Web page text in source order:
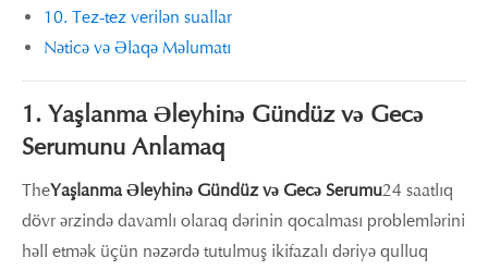
10. Tez-tez verilən suallar
Nəticə və Əlaqə Məlumatı
1. Yaşlanma Əleyhinə Gündüz və Gecə
Serumunu Anlamaq
TheYaşlanma Əleyhinə Gündüz və Gecə Serumu24 saatlıq
dövr ərzində davamlı olaraq dərinin qocalması problemlərini
həll etmək üçün nəzərdə tutulmuş ikifazalı dəriyə qulluq